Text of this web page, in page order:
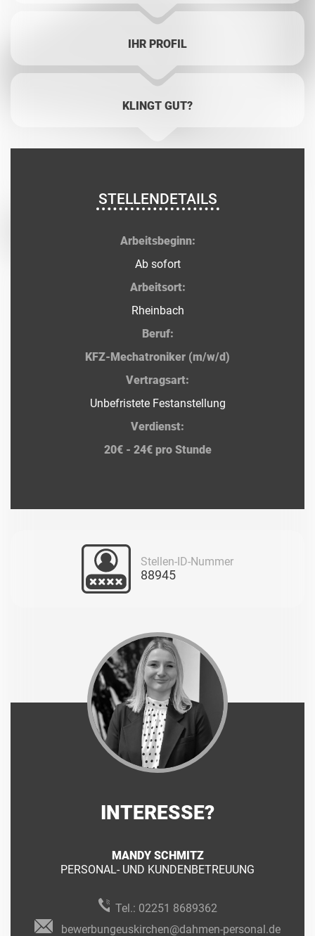
IHR PROFIL
KLINGT GUT?
STELLENDETAILS
Arbeitsbeginn:
Ab sofort
Arbeitsort:
Rheinbach
Beruf:
KFZ-Mechatroniker (m/w/d)
Vertragsart:
Unbefristete Festanstellung
Verdienst:
20€ - 24€ pro Stunde
Stellen-ID-Nummer
88945
INTERESSE?
MANDY SCHMITZ
PERSONAL- UND KUNDENBETREUUNG
Tel.: 02251 8689362
bewerbungeuskirchen@dahmen-personal.de